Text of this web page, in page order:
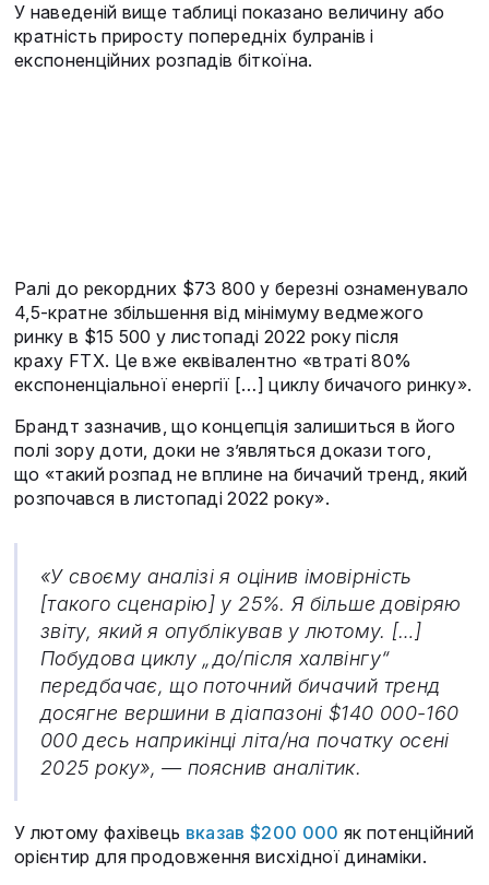
У наведеній вище таблиці показано величину або
кратність приросту попередніх булранів і
експоненційних розпадів біткоїна.
Ралі до рекордних $73 800 у березні ознаменувало
4,5-кратне збільшення від мінімуму ведмежого
ринку в $15 500 у листопаді 2022 року після
краху FTX. Це вже еквівалентно «втраті 80%
експоненціальної енергії […] циклу бичачого ринку».
Брандт зазначив, що концепція залишиться в його
полі зору доти, доки не з’являться докази того,
що «такий розпад не вплине на бичачий тренд, який
розпочався в листопаді 2022 року».
«У своєму аналізі я оцінив імовірність
[такого сценарію] у 25%. Я більше довіряю
звіту, який я опублікував у лютому. […]
Побудова циклу „до/після халвінгу“
передбачає, що поточний бичачий тренд
досягне вершини в діапазоні $140 000-160
000 десь наприкінці літа/на початку осені
2025 року», — пояснив аналітик.
У лютому фахівець вказав $200 000 як потенційний
орієнтир для продовження висхідної динаміки.